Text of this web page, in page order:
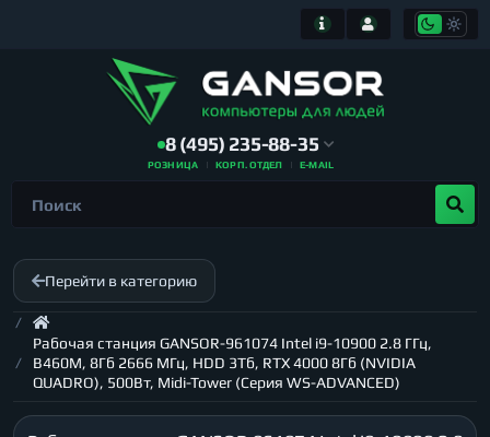
8 (495) 235-88-35
РОЗНИЦА КОРП. ОТДЕЛ E-MAIL
Перейти в категорию
Рабочая станция GANSOR-961074 Intel i9-10900 2.8 ГГц,
B460M, 8Гб 2666 МГц, HDD 3Тб, RTX 4000 8Гб (NVIDIA
QUADRO), 500Вт, Midi-Tower (Серия WS-ADVANCED)